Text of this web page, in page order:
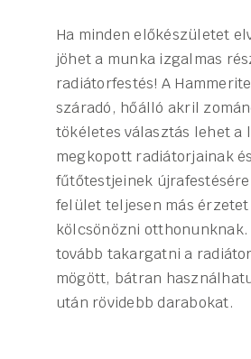
Ha minden előkészületet
jöhet a munka izgalmas
radiátorfestés! A
száradó, hőálló akril
tökéletes választás lehet a
megkopott radiátorjainak és
fűtőtestjeinek
felület teljesen más érzetet
kölcsönözni otthonunknak.
tovább takargatni a
mögött, bátran
után rövidebb darabokat.